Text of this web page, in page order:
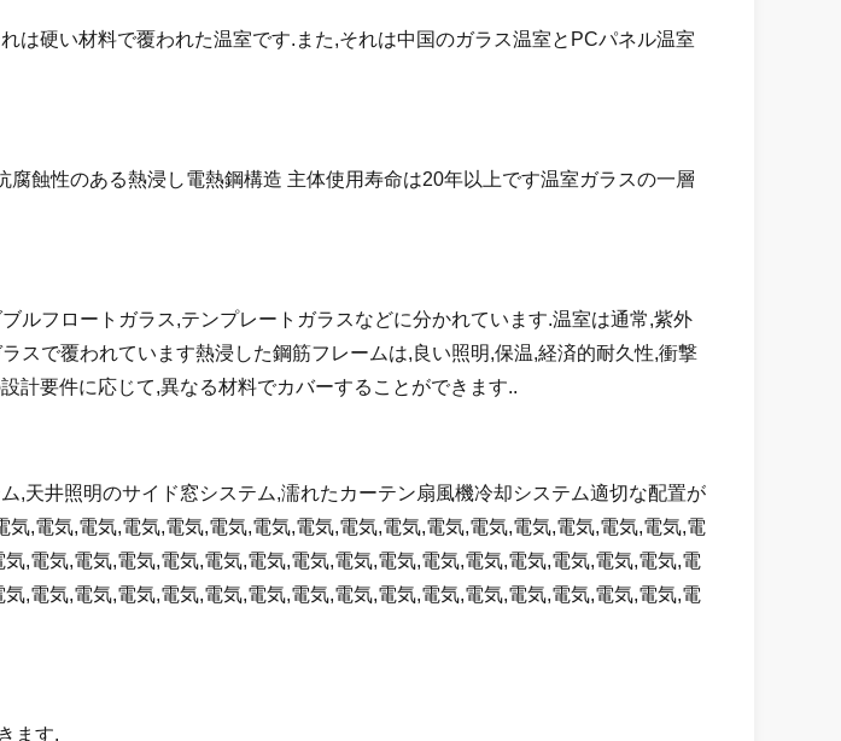
は硬い材料で覆われた温室です.また,それは中国のガラス温室とPCパネル温室
蝕性のある熱浸し電熱鋼構造 主体使用寿命は20年以上です温室ガラスの一層
ルフロートガラス,テンプレートガラスなどに分かれています.温室は通常,紫外
スで覆われています熱浸した鋼筋フレームは,良い照明,保温,経済的耐久性,衝撃
計要件に応じて,異なる材料でカバーすることができます..
,天井照明のサイド窓システム,濡れたカーテン扇風機冷却システム適切な配置が
,電気,電気,電気,電気,電気,電気,電気,電気,電気,電気,電気,電気,電気,電気,電気,電
,電気,電気,電気,電気,電気,電気,電気,電気,電気,電気,電気,電気,電気,電気,電気,電
,電気,電気,電気,電気,電気,電気,電気,電気,電気,電気,電気,電気,電気,電気,電気,電
ます.